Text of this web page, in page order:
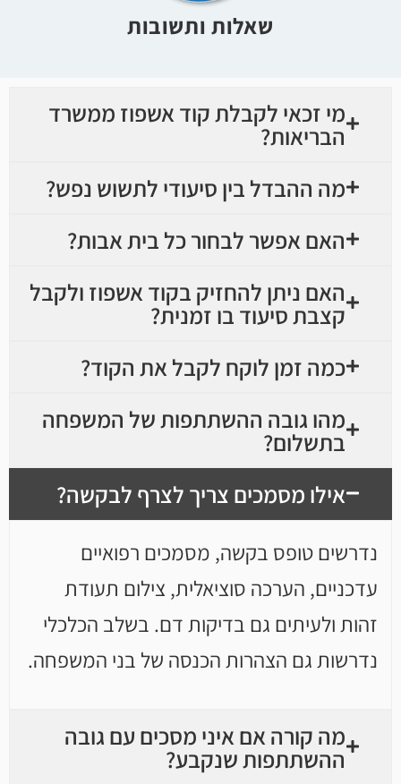
שאלות ותשובות
מי זכאי לקבלת קוד אשפוז ממשרד
הבריאות?
מה ההבדל בין סיעודי לתשוש נפש?
האם אפשר לבחור כל בית אבות?
האם ניתן להחזיק בקוד אשפוז ולקבל
קצבת סיעוד בו זמנית?
כמה זמן לוקח לקבל את הקוד?
מהו גובה ההשתתפות של המשפחה
בתשלום?
אילו מסמכים צריך לצרף לבקשה?
נדרשים טופס בקשה, מסמכים רפואיים
עדכניים, הערכה סוציאלית, צילום תעודת
זהות ולעיתים גם בדיקות דם. בשלב הכלכלי
נדרשות גם הצהרות הכנסה של בני המשפחה.
מה קורה אם איני מסכים עם גובה
ההשתתפות שנקבע?